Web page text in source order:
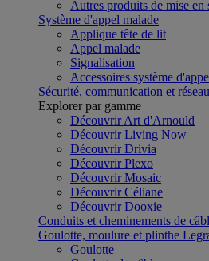
Autres produits de mise en
Système d'appel malade
Applique tête de lit
Appel malade
Signalisation
Accessoires système
Sécurité, communication et réseau
Explorer par gamme
Découvrir Art d'Arnould
Découvrir Living Now
Découvrir Drivia
Découvrir Plexo
Découvrir Mosaic
Découvrir Céliane
Découvrir Dooxie
Conduits et cheminements de
Goulotte, moulure et plinthe
Goulotte